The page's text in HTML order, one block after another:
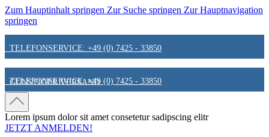
Zum Hauptinhalt springen Zur Suche springen Zur Hauptnavigation
springen
TELEFONSERVICE: +49 (0) 7425 - 33850
GÜNSTIGER VERSAND
FAIR & KUNDENORIENTIERT
TELEFONSERVICE: +49 (0) 7425 - 33850
GÜNSTIGER VERSAND
Lorem ipsum dolor sit amet consetetur sadipscing elitr
JETZT ANMELDEN!